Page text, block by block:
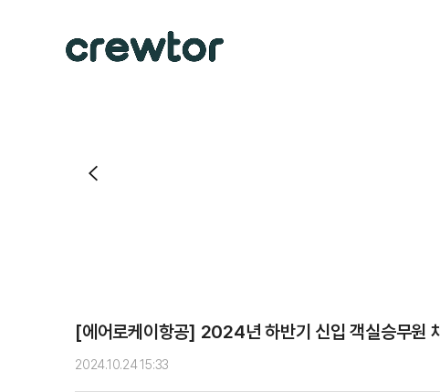
[에어로케이항공] 2024년 하반기 신입 객실승무원
2024.10.24 15:33